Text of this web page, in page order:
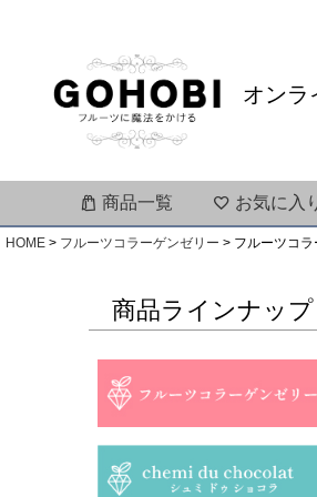
オンラ
商品一覧
お気に入
HOME フルーツコラーゲンゼリー フルーツコ
商品ラインナップ